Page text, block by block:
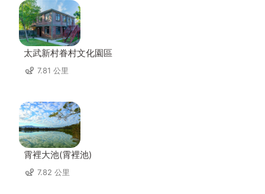
太武新村眷村文化園區
7.81 公里
霄裡大池(霄裡池)
7.82 公里